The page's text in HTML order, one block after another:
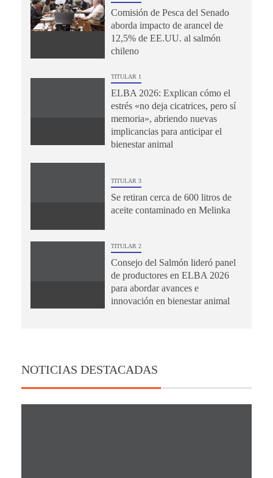
Comisión de Pesca del Senado
aborda impacto de arancel de
12,5% de EE.UU. al salmón
chileno
TITULAR 1
ELBA 2026: Explican cómo el
estrés «no deja cicatrices, pero sí
memoria», abriendo nuevas
implicancias para anticipar el
bienestar animal
TITULAR 3
Se retiran cerca de 600 litros de
aceite contaminado en Melinka
TITULAR 2
Consejo del Salmón lideró panel
de productores en ELBA 2026
para abordar avances e
innovación en bienestar animal
NOTICIAS DESTACADAS